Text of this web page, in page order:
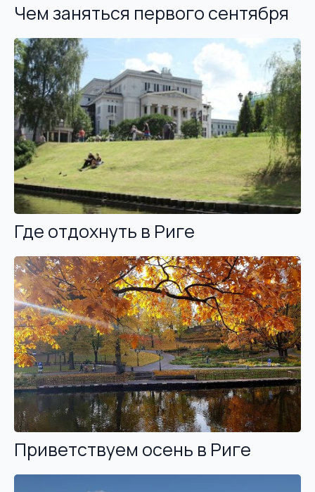
Чем заняться первого сентября
Где отдохнуть в Риге
Приветствуем осень в Риге